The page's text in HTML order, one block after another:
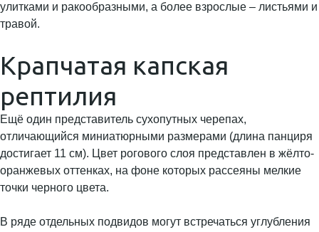
улитками и ракообразными, а более взрослые – листьями и
травой.
Крапчатая капская
рептилия
Ещё один представитель сухопутных черепах,
отличающийся миниатюрными размерами (длина панциря
достигает 11 см). Цвет рогового слоя представлен в жёлто-
оранжевых оттенках, на фоне которых рассеяны мелкие
точки черного цвета.
В ряде отдельных подвидов могут встречаться углубления